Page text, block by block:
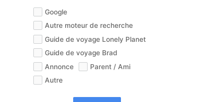
Google
Autre moteur de recherche
Guide de voyage Lonely Planet
Guide de voyage Brad
Annonce
Parent / Ami
Autre